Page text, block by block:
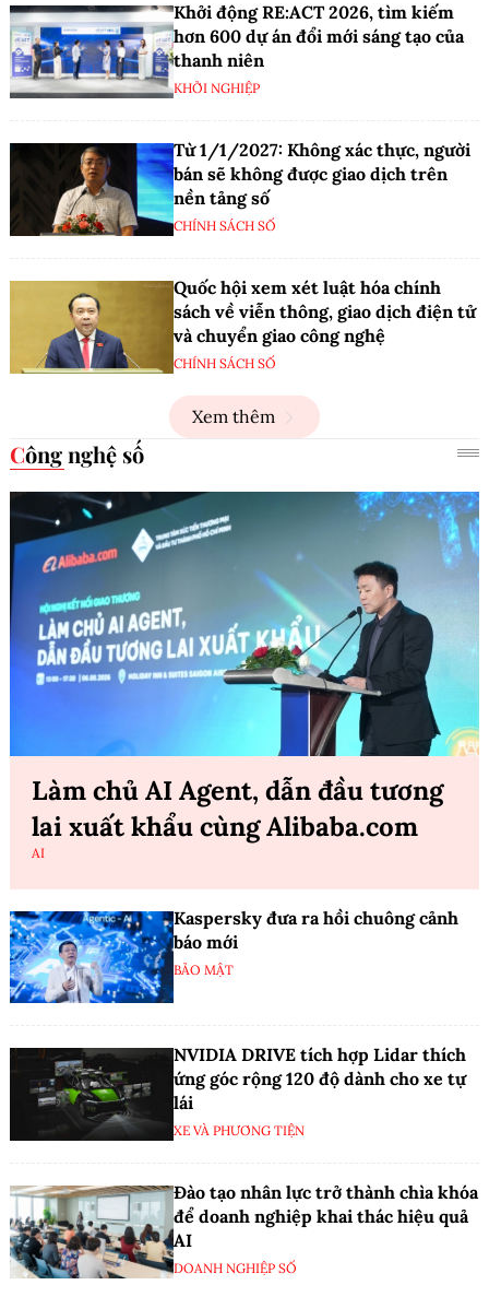
Khởi động RE:ACT 2026, tìm kiếm
hơn 600 dự án đổi mới sáng tạo của
thanh niên
KHỞI NGHIỆP
Từ 1/1/2027: Không xác thực, người
bán sẽ không được giao dịch trên
nền tảng số
CHÍNH SÁCH SỐ
Quốc hội xem xét luật hóa chính
sách về viễn thông, giao dịch điện tử
và chuyển giao công nghệ
CHÍNH SÁCH SỐ
Xem thêm
Công nghệ số
Làm chủ AI Agent, dẫn đầu tương
lai xuất khẩu cùng Alibaba.com
AI
Kaspersky đưa ra hồi chuông cảnh
báo mới
BẢO MẬT
NVIDIA DRIVE tích hợp Lidar thích
ứng góc rộng 120 độ dành cho xe tự
lái
XE VÀ PHƯƠNG TIỆN
Đào tạo nhân lực trở thành chìa khóa
để doanh nghiệp khai thác hiệu quả
AI
DOANH NGHIỆP SỐ